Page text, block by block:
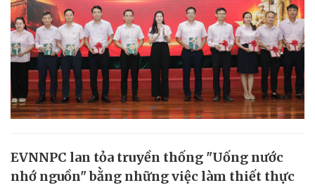
EVNNPC lan tỏa truyền thống "Uống nước
nhớ nguồn" bằng những việc làm thiết thực